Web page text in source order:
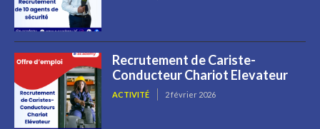
Recrutement de Cariste-
Conducteur Chariot Elevateur
ACTIVITÉ 2 février 2026